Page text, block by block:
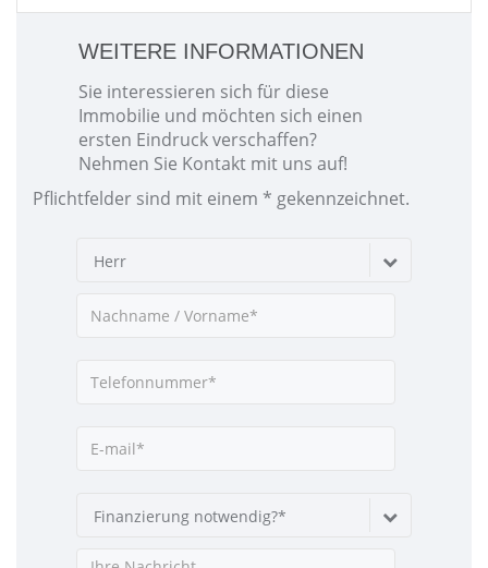
WEITERE INFORMATIONEN
Sie interessieren sich für diese
Immobilie und möchten sich einen
ersten Eindruck verschaffen?
Nehmen Sie Kontakt mit uns auf!
Pflichtfelder sind mit einem * gekennzeichnet.
Herr
Finanzierung notwendig?*